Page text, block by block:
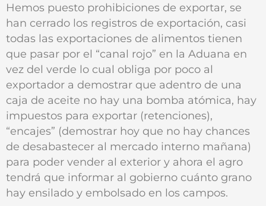
Hemos puesto prohibiciones de exportar, se
han cerrado los registros de exportación, casi
todas las exportaciones de alimentos tienen
que pasar por el “canal rojo” en la Aduana en
vez del verde lo cual obliga por poco al
exportador a demostrar que adentro de una
caja de aceite no hay una bomba atómica, hay
impuestos para exportar (retenciones),
“encajes” (demostrar hoy que no hay chances
de desabastecer al mercado interno mañana)
para poder vender al exterior y ahora el agro
tendrá que informar al gobierno cuánto grano
hay ensilado y embolsado en los campos.